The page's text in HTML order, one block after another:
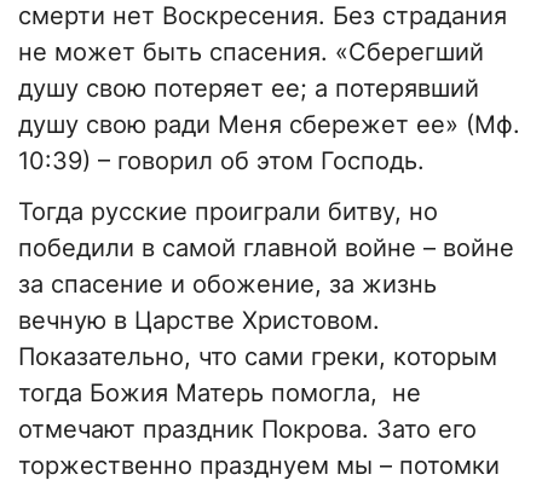
смерти нет Воскресения. Без страдания
не может быть спасения. «Сберегший
душу свою потеряет ее; а потерявший
душу свою ради Меня сбережет ее» (Мф.
10:39) – говорил об этом Господь.
Тогда русские проиграли битву, но
победили в самой главной войне – войне
за спасение и обожение, за жизнь
вечную в Царстве Христовом.
Показательно, что сами греки, которым
тогда Божия Матерь помогла, не
отмечают праздник Покрова. Зато его
торжественно празднуем мы – потомки